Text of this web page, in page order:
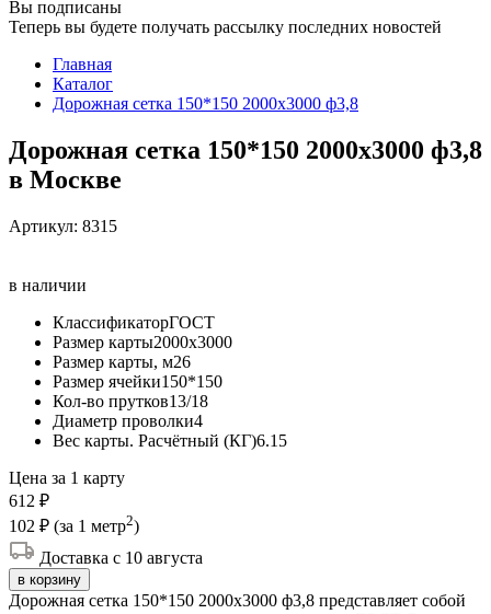
Вы подписаны
Теперь вы будете получать рассылку последних новостей
Главная
Каталог
Дорожная сетка 150*150 2000х3000 ф3,8
Дорожная сетка 150*150 2000х3000 ф3,8
в Москве
Артикул: 8315
в наличии
КлассификаторГОСТ
Размер карты2000х3000
Размер карты, м26
Размер ячейки150*150
Кол-во прутков13/18
Диаметр проволки4
Вес карты. Расчётный (КГ)6.15
Цена за 1 карту
612 ₽
102 ₽ (за 1 метр2)
Доставка с 10 августа
в корзину
Дорожная сетка 150*150 2000х3000 ф3,8 представляет собой